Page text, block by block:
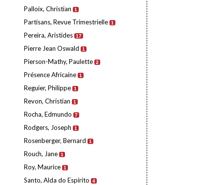
Palloix, Christian 1
Partisans, Revue Trimestrielle 1
Pereira, Aristides 17
Pierre Jean Oswald 1
Pierson-Mathy, Paulette 2
Présence Africaine 1
Reguier, Philippe 1
Revon, Christian 1
Rocha, Edmundo 7
Rodgers, Joseph 1
Rosenberger, Bernard 1
Rouch, Jane 1
Roy, Maurice 1
Santo, Alda do Espírito 4